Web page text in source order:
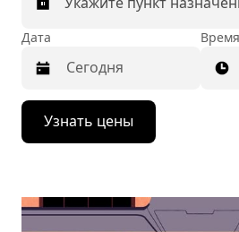
Дата
Нажмите
стрелку
вниз,
календарю
Время
Узнать цены